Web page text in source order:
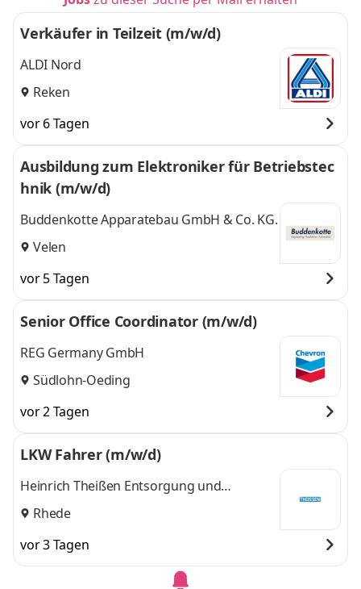
Verkäufer in Teilzeit (m/w/d)
ALDI Nord
Reken
vor 6 Tagen
Ausbildung zum Elektroniker für Betriebstec
hnik (m/w/d)
Buddenkotte Apparatebau GmbH & Co. KG.
Velen
vor 5 Tagen
Senior Office Coordinator (m/w/d)
REG Germany GmbH
Südlohn-Oeding
vor 2 Tagen
LKW Fahrer (m/w/d)
Heinrich Theißen Entsorgung und
Verwertung GmbH
Rhede
vor 3 Tagen